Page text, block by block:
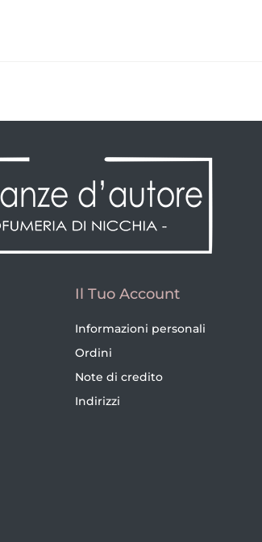
Il Tuo Account
Informazioni personali
Ordini
Note di credito
Indirizzi